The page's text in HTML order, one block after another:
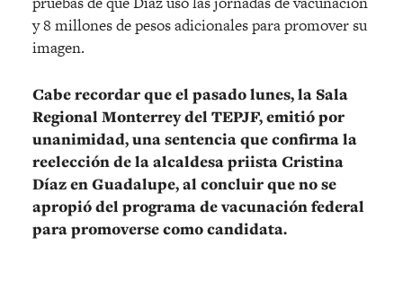
y 8 millones de pesos adicionales para promover su
imagen.
Cabe recordar que el pasado lunes, la Sala
Regional Monterrey del TEPJF, emitió por
unanimidad, una sentencia que confirma la
reelección de la alcaldesa priista Cristina
Díaz en Guadalupe, al concluir que no se
apropió del programa de vacunación federal
para promoverse como candidata.